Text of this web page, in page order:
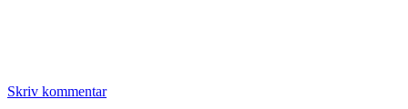
Skriv kommentar